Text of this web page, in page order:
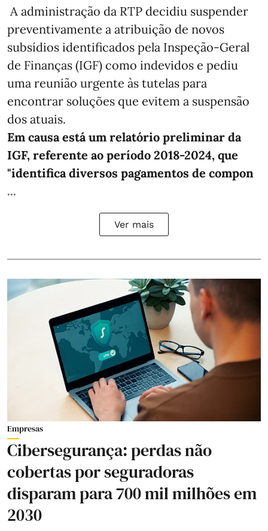
A administração da RTP decidiu suspender
preventivamente a atribuição de novos
subsídios identificados pela Inspeção-Geral
de Finanças (IGF) como indevidos e pediu
uma reunião urgente às tutelas para
encontrar soluções que evitem a suspensão
dos atuais.
Em causa está um relatório preliminar da
IGF, referente ao período 2018-2024, que
"identifica diversos pagamentos de compon
...
Ver mais
Empresas
Cibersegurança: perdas não
cobertas por seguradoras
disparam para 700 mil milhões em
2030